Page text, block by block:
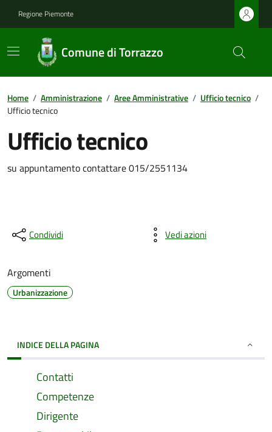
Regione Piemonte
Comune di Torrazzo
Home / Amministrazione / Aree Amministrative / Ufficio tecnico /
Ufficio tecnico
Ufficio tecnico
su appuntamento contattare 015/2551134
Condividi Vedi azioni
Argomenti
Urbanizzazione
INDICE DELLA PAGINA
Contatti
Competenze
Dirigente